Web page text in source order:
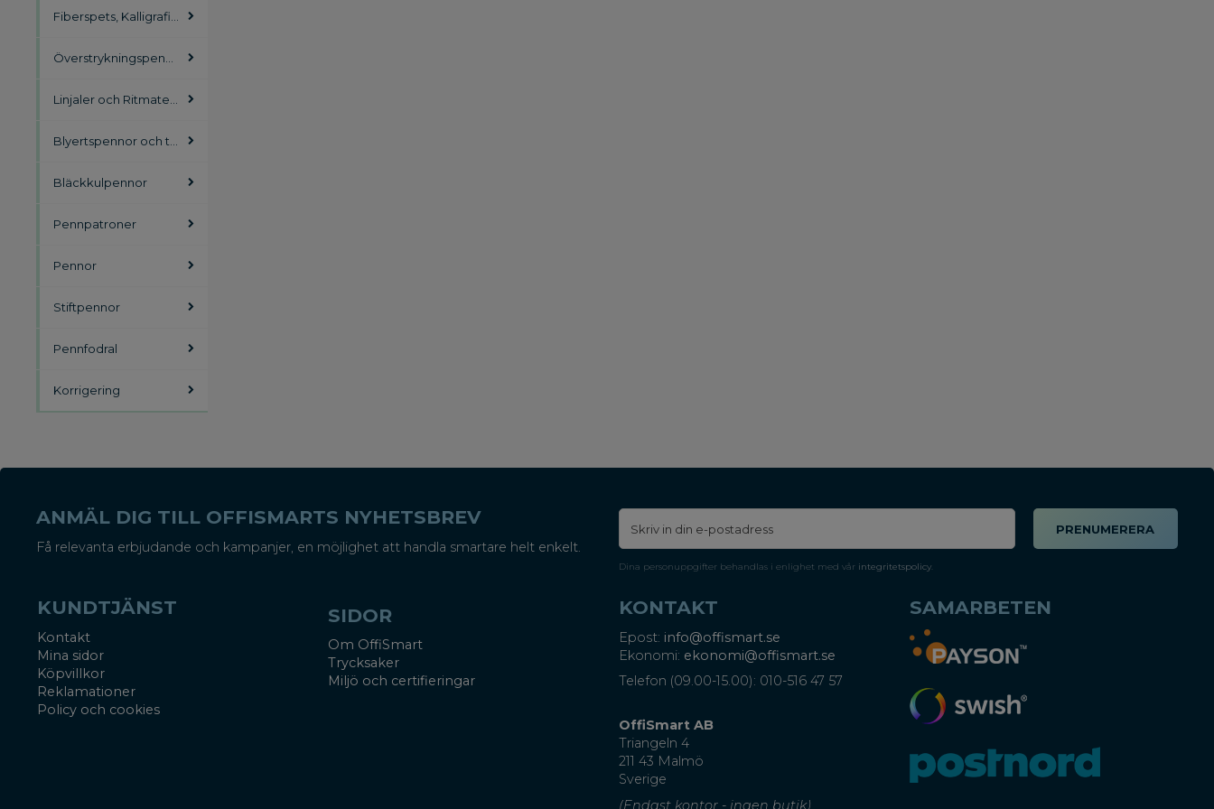
Fiberspets, Kalligrafipennor
Överstrykningspennor
Linjaler och Ritmateriel
Blyertspennor och tillbehör
Bläckkulpennor
Pennpatroner
Pennor
Stiftpennor
Pennfodral
Korrigering
ANMÄL DIG TILL OFFISMARTS NYHETSBREV
Få relevanta erbjudande och kampanjer, en möjlighet att handla smartare helt enkelt.
PRENUMERERA
Dina personuppgifter behandlas i enlighet med vår integritetspolicy.
KUNDTJÄNST
Kontakt
Mina sidor
Köpvillkor
Reklamationer
Policy och cookies
SIDOR
Om OffiSmart
Trycksaker
Miljö och certifieringar
KONTAKT
Epost: info@offismart.se
Ekonomi: ekonomi@offismart.se
Telefon (09.00-15.00): 010-516 47 57
OffiSmart AB
Triangeln 4
211 43 Malmö
Sverige
(Endast kontor - ingen butik)
SAMARBETEN